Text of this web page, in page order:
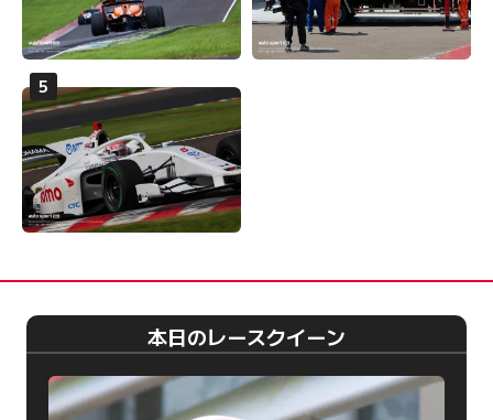
本日のレースクイーン